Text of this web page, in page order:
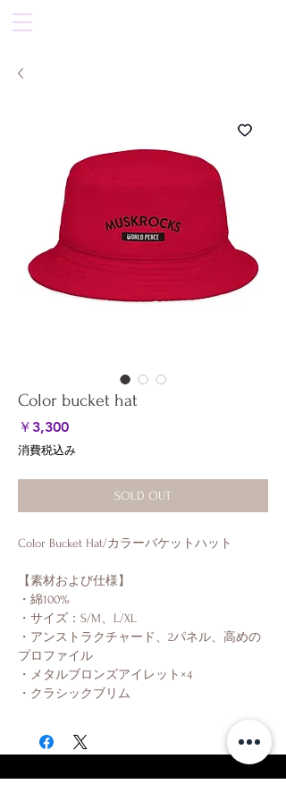
Color bucket hat
￥3,300価
格
消費税込み
SOLD OUT
Color Bucket Hat/カラーバケットハット
【素材および仕様】
・綿100%
・サイズ：S/M、L/XL
・アンストラクチャード、2パネル、高めの
プロファイル
・メタルブロンズアイレット×4
・クラシックブリム